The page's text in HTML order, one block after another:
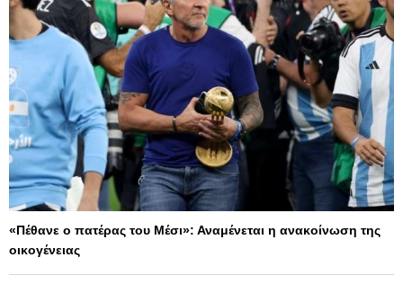
«Πέθανε ο πατέρας του Μέσι»: Αναμένεται η ανακοίνωση της
οικογένειας